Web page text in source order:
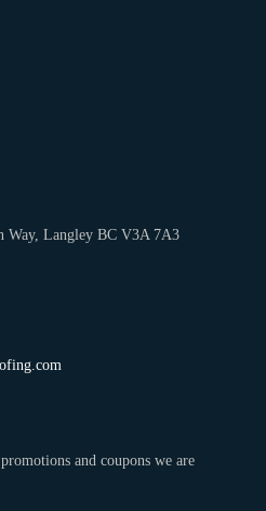
Way, Langley BC V3A 7A3
and coupons we are